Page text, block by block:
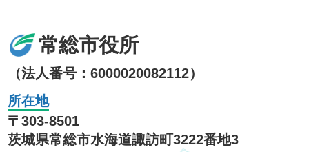
常総市役所
（法人番号：6000020082112）
所在地
〒303-8501
茨城県常総市水海道諏訪町3222番地3